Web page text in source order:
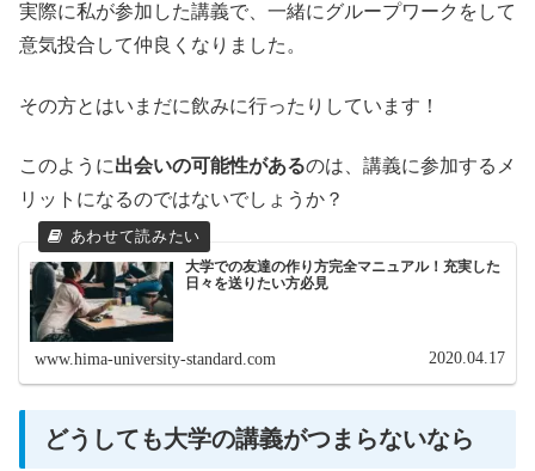
実際に私が参加した講義で、一緒にグループワークをして
意気投合して仲良くなりました。
その方とはいまだに飲みに行ったりしています！
このように出会いの可能性があるのは、講義に参加するメ
リットになるのではないでしょうか？
大学での友達の作り方完全マニュアル！充実した
日々を送りたい方必見
www.hima-university-standard.com 2020.04.17
どうしても大学の講義がつまらないなら